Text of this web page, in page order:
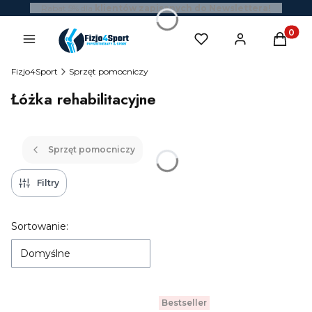
klientów zapisanych do Newslettera!
Fizjo4Sport Sprzęt pomocniczy
Łóżka rehabilitacyjne
Sprzęt pomocniczy
Filtry
Lista produktów
Sortowanie:
Domyślne
Bestseller